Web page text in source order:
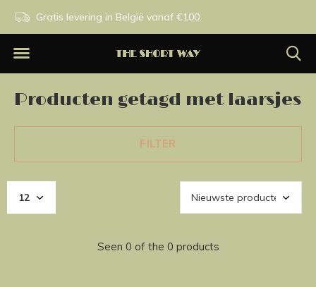
Gratis levering in België vanaf €100.
Producten getagd met laarsjes
FILTER
Seen 0 of the 0 products